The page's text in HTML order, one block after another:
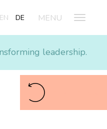
EN DE
leadership.